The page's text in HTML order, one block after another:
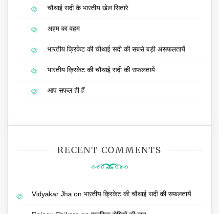
चौथाई सदी के भारतीय खेल सितारे
अहम का वहम
भारतीय क्रिकेट की चौथाई सदी की सबसे बड़ी असफलतायें
भारतीय क्रिकेट की चौथाई सदी की सफलतायें
आप सफल ही हैं
RECENT COMMENTS
Vidyakar Jha on भारतीय क्रिकेट की चौथाई सदी की सफलतायें